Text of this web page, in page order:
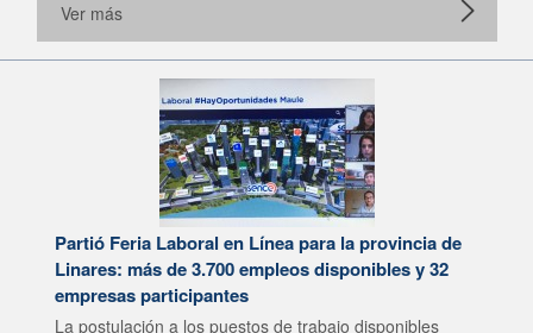
Ver más
Partió Feria Laboral en Línea para la provincia de
Linares: más de 3.700 empleos disponibles y 32
empresas participantes
La postulación a los puestos de trabajo disponibles